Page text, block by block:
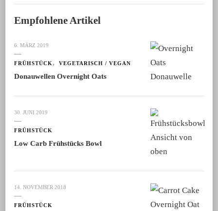
Empfohlene Artikel
6. MÄRZ 2019
FRÜHSTÜCK VEGETARISCH / VEGAN
Donauwellen Overnight Oats
30. JUNI 2019
FRÜHSTÜCK
Low Carb Frühstücks Bowl
14. NOVEMBER 2018
FRÜHSTÜCK